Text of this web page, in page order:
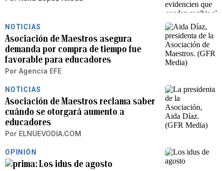
NOTICIAS
Asociación de Maestros asegura
demanda por compra de tiempo fue
favorable para educadores
Por Agencia EFE
NOTICIAS
Asociación de Maestros reclama saber
cuándo se otorgará aumento a
educadores
Por ELNUEVODIA.COM
OPINIÓN
Los idus de agosto